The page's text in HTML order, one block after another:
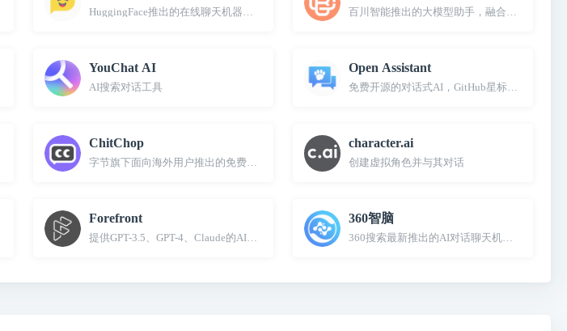
HuggingFace推出的在线聊天机器人，基于Open Assistant模型百川智能推出的大模型助手，融合了意图理解
YouChat AI
AI搜索对话工具
Open Assistant
免费开源的对话式AI，GitHub星标超3万
生应用和Copilot“超级助理”
ChitChop
字节旗下面向海外用户推出的免费大模型产品和AI助手工具箱
character.ai
创建虚拟角色并与其对话
认知大模型
Forefront
提供GPT-3.5、GPT-4、Claude的AI聊天机器人
360智脑
360搜索最新推出的AI对话聊天机器人